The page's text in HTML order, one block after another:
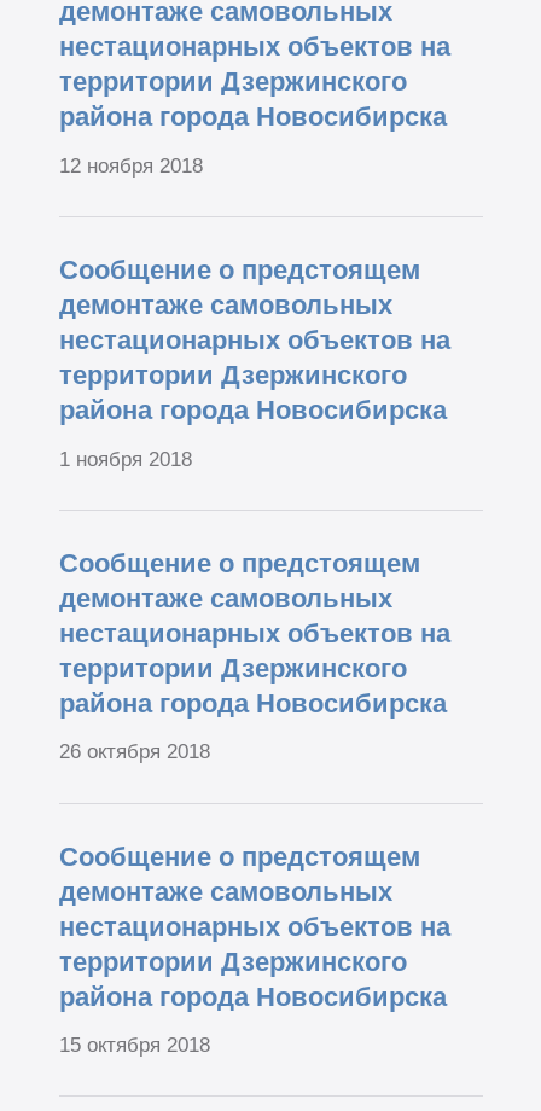
демонтаже самовольных
нестационарных объектов на
территории Дзержинского
района города Новосибирска
12 ноября 2018
Сообщение о предстоящем
демонтаже самовольных
нестационарных объектов на
территории Дзержинского
района города Новосибирска
1 ноября 2018
Сообщение о предстоящем
демонтаже самовольных
нестационарных объектов на
территории Дзержинского
района города Новосибирска
26 октября 2018
Сообщение о предстоящем
демонтаже самовольных
нестационарных объектов на
территории Дзержинского
района города Новосибирска
15 октября 2018